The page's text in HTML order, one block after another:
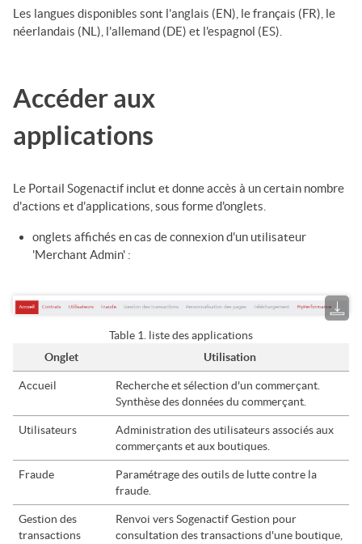
Les langues disponibles sont l'anglais (EN), le français (FR), le
néerlandais (NL), l'allemand (DE) et l'espagnol (ES).
Accéder aux
applications
Le Portail Sogenactif inclut et donne accès à un certain nombre
d'actions et d'applications, sous forme d'onglets.
onglets affichés en cas de connexion d'un utilisateur
'Merchant Admin' :
Table 1. liste des applications
Onglet
Utilisation
Accueil
Recherche et sélection d'un commerçant.
Synthèse des données du commerçant.
Utilisateurs
Administration des utilisateurs associés aux
commerçants et aux boutiques.
Fraude
Paramétrage des outils de lutte contre la
fraude.
Gestion des
transactions
Renvoi versSogenactif Gestion pour
consultation des transactions d'une boutique,